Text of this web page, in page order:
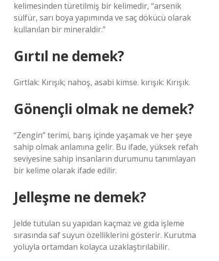
kelimesinden türetilmiş bir kelimedir, “arsenik
sülfür, sarı boya yapımında ve saç dökücü olarak
kullanılan bir mineraldir.”
Gırtıl ne demek?
Gırtlak: Kırışık; nahoş, asabi kimse. kırışık: Kırışık.
Gönençli olmak ne demek?
“Zengin” terimi, barış içinde yaşamak ve her şeye
sahip olmak anlamına gelir. Bu ifade, yüksek refah
seviyesine sahip insanların durumunu tanımlayan
bir kelime olarak ifade edilir.
Jelleşme ne demek?
Jelde tutulan su yapıdan kaçmaz ve gıda işleme
sırasında saf suyun özelliklerini gösterir. Kurutma
yoluyla ortamdan kolayca uzaklaştırılabilir.